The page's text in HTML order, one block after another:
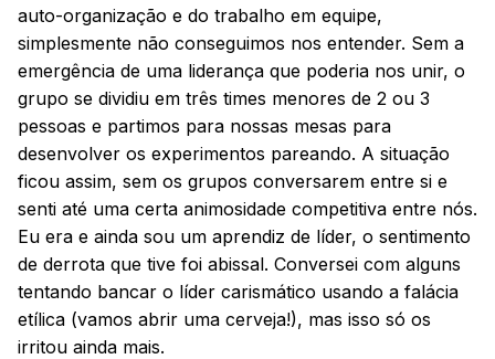
auto-organização e do trabalho em equipe,
simplesmente não conseguimos nos entender. Sem a
emergência de uma liderança que poderia nos unir, o
grupo se dividiu em três times menores de 2 ou 3
pessoas e partimos para nossas mesas para
desenvolver os experimentos pareando. A situação
ficou assim, sem os grupos conversarem entre si e
senti até uma certa animosidade competitiva entre nós.
Eu era e ainda sou um aprendiz de líder, o sentimento
de derrota que tive foi abissal. Conversei com alguns
tentando bancar o líder carismático usando a falácia
etílica (vamos abrir uma cerveja!), mas isso só os
irritou ainda mais.